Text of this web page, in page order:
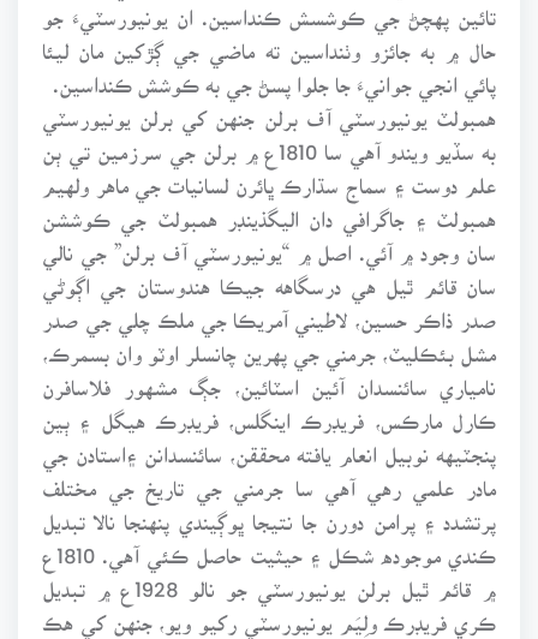
تائين پهچڻ جي ڪوشسش ڪنداسين. ان يونيورسٽيءَ جو
حال ۾ به جائزو وٺنداسين ته ماضي جي ڳڙکين مان ليئا
پائي انجي جوانيءَ جا جلوا پسڻ جي به ڪوشش ڪنداسين.
همبولٽ يونيورسٽي آف برلن جنهن کي برلن يونيورسٽي
به سڏيو ويندو آهي سا 1810ع ۾ برلن جي سرزمين تي ٻن
علم دوست ۽ سماج سڌارڪ ڀائرن لسانيات جي ماهر ولهيم
همبولٽ ۽ جاگرافي دان اليگذينڊر همبولٽ جي ڪوششن
سان وجود ۾ آئي. اصل ۾ “يونيورسٽي آف برلن” جي نالي
سان قائم ٿيل هي درسگاهه جيڪا هندوستان جي اڳوڻي
صدر ذاڪر حسين، لاطيني آمريڪا جي ملڪ چلي جي صدر
مشل بئڪليٽ، جرمني جي پهرين چانسلر اوٽو وان بسمرڪ،
نامياري سائنسدان آئين اسٽائين، جڳ مشهور فلاسافرن
ڪارل مارڪس، فريڊرڪ اينگلس، فريڊرڪ هيگل ۽ ٻين
پنجٽيهه نوبيل انعام يافته محققن، سائنسدانن ۽استادن جي
مادر علمي رهي آهي سا جرمني جي تاريخ جي مختلف
پرتشدد ۽ پرامن دورن جا نتيجا ڀوڳيندي پنهنجا نالا تبديل
۾ قائم ٿيل برلن يونيورسٽي جو نالو 1928ع ۾ تبديل
ڪري فريڊرڪ ولِيَم يونيورسٽي رکيو ويو، جنهن کي هڪ